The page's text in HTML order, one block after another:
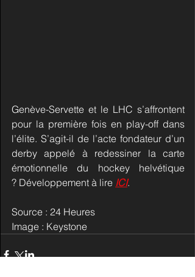
Genève-Servette et le LHC s’affrontent
pour la première fois en play-off dans
l’élite. S’agit-il de l’acte fondateur d’un
derby appelé à redessiner la carte
émotionnelle du hockey helvétique
? Développement à lire ICI.
Source : 24 Heures
Image : Keystone